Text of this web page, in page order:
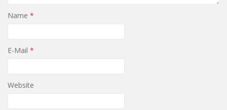
Name *
E-Mail *
Website